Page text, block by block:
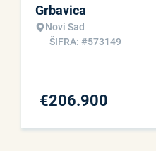
Grbavica
Novi Sad
ŠIFRA: #573149
€206.900